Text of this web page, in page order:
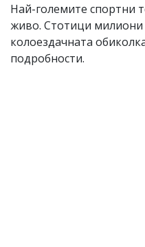
Най-големите спортни
живо. Стотици милиони
колоездачната
подробности.